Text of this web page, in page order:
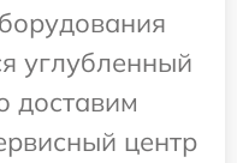
углубленный
доставим
центр